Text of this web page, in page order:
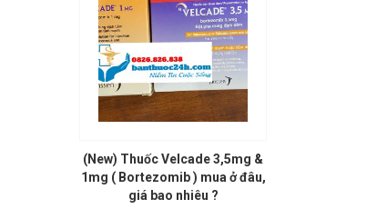
(New) Thuốc Velcade 3,5mg &
1mg ( Bortezomib ) mua ở đâu,
giá bao nhiêu ?